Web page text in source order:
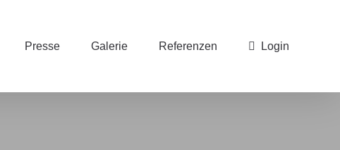
Presse Galerie Referenzen Login